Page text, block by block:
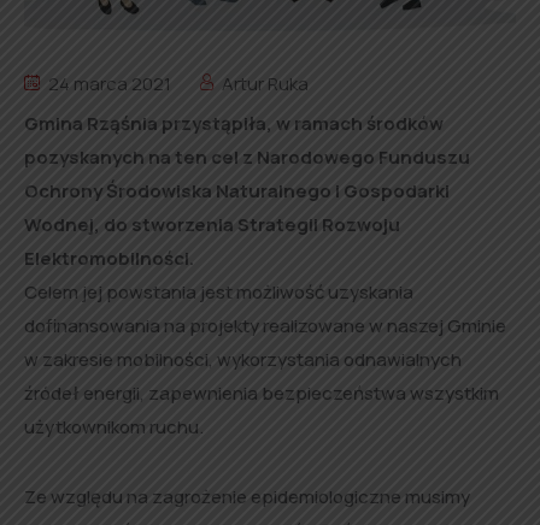
24 marca 2021
Artur Ruka
Gmina Rząśnia przystąpiła, w ramach środków
pozyskanych na ten cel z Narodowego Funduszu
Ochrony Środowiska Naturalnego i Gospodarki
Wodnej, do stworzenia Strategii Rozwoju
Elektromobilności.
Celem jej powstania jest możliwość uzyskania
dofinansowania na projekty realizowane w naszej Gminie
w zakresie mobilności, wykorzystania odnawialnych
źródeł energii, zapewnienia bezpieczeństwa wszystkim
użytkownikom ruchu.
Ze względu na zagrożenie epidemiologiczne musimy